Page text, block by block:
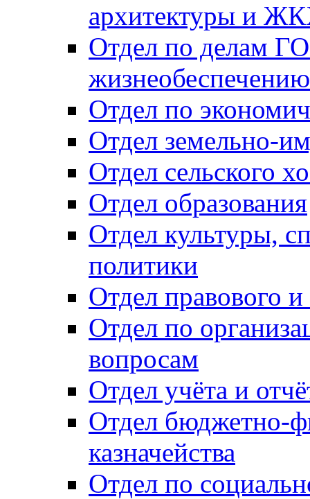
архитектуры и
Отдел по делам
Отдел по
Отдел земельно-
Отдел сельского
Отдел образования
Отдел культуры,
политики
Отдел правового
Отдел по
вопросам
Отдел учёта и
Отдел бюджетно-
казначейства
Отдел по